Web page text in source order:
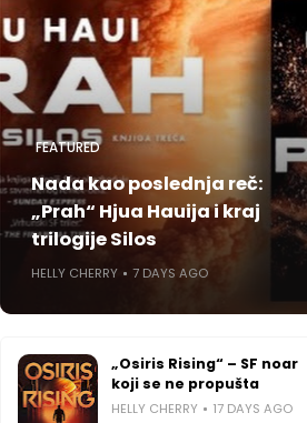
FEATURED
Nada kao poslednja reč:
„Prah“ Hjua Hauija i kraj
trilogije Silos
HELLY CHERRY 7 DAYS AGO
„Osiris Rising“ – SF noar
koji se ne propušta
HELLY CHERRY 17 DAYS AGO